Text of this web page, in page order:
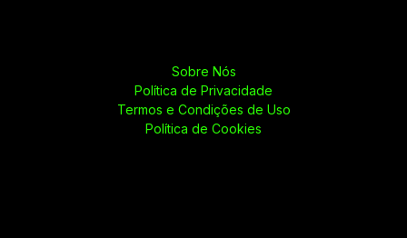
Sobre Nós
Política de Privacidade
Termos e Condições de Uso
Política de Cookies